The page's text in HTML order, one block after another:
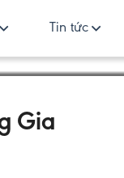
Tin tức
Gia